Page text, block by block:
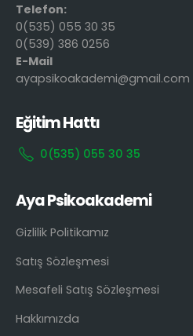
Telefon:
0(535) 055 30 35
0(539) 386 0256
E-Mail
ayapsikoakademi@gmail.com
Eğitim Hattı
0(535) 055 30 35
Aya Psikoakademi
Gizlilik Politikamız
Satış Sözleşmesi
Mesafeli Satış Sözleşmesi
Hakkımızda